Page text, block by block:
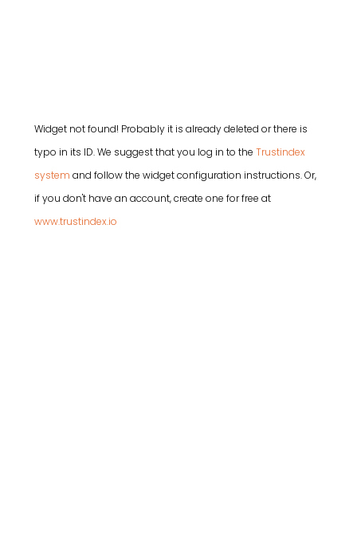
Widget not found! Probably it is already deleted or there is
typo in its ID. We suggest that you log in to the Trustindex
system and follow the widget configuration instructions. Or,
if you don't have an account, create one for free at
www.trustindex.io